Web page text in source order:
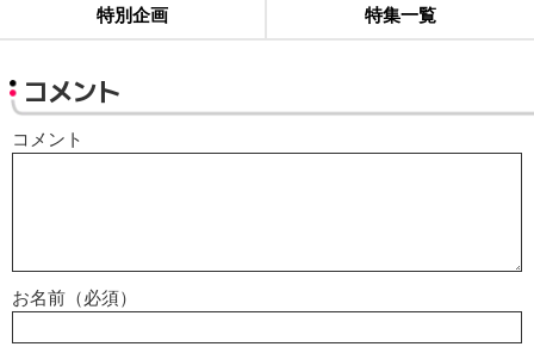
特別企画 特集一覧
コメント
コメント
お名前（必須）